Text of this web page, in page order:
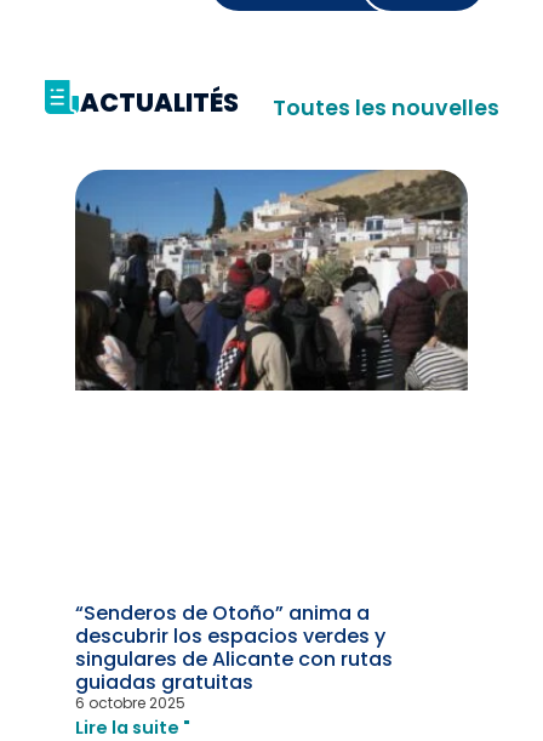
ACTUALITÉS Toutes les nouvelles
“Senderos de Otoño” anima a
descubrir los espacios verdes y
singulares de Alicante con rutas
guiadas gratuitas
6 octobre 2025
Lire la suite "